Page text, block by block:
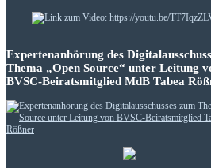
Expertenanhörung des
Thema „Open Source“ unter Leitung
BVSC-Beiratsmitglied MdB Tabea